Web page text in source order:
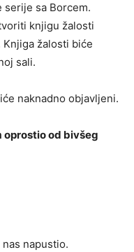
serije sa Borcem.
knjigu žalosti
žalosti biće
sali.
naknadno objavljeni.
oprostio od bivšeg
napustio.